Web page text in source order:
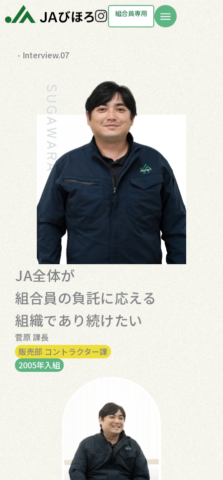
容
Instagram
組合員専用
- Interview.07
JA全体が
組合員の負託に応える
組織であり続けたい
菅原 課長
販売部 コントラクター課
2005年入組